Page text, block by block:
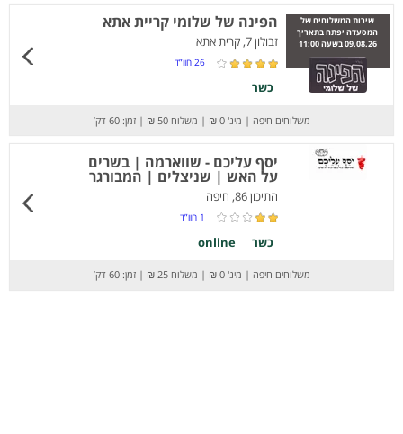
שירות המשלוחים של
המסעדה יפתח בתאריך
09.08.26 בשעה 11:00
הפינה של שלומי קריית אתא
זבולון 7, קרית אתא
26 חוו”ד
כשר
משלוחים חיפה | מינ' 0 ₪ | משלוח 50 ₪ | זמן: 60 דק’
יסף עליכם - שווארמה | בשרים
על האש | שניצלים | המבורגר
התיכון 86, חיפה
1 חוו”ד
כשר online
משלוחים חיפה | מינ' 0 ₪ | משלוח 25 ₪ | זמן: 60 דק’